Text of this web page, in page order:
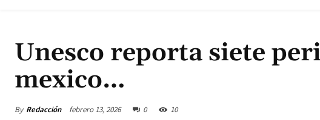
Unesco reporta siete
mexico…
By Redacción febrero 13, 2026 0 10